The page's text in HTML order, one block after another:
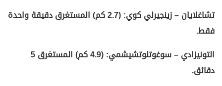
تشاغلايان – زينجيرلي كوي: (2.7 كم) المستغرق دقيقة واحدة
فقط.
التونيزادي – سوغوتلوتشيشمي: (4.9 كم) المستغرق 5
دقائق.